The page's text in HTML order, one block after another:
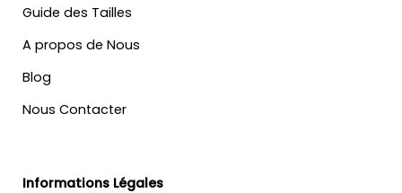
Guide des Tailles
A propos de Nous
Blog
Nous Contacter
Informations Légales